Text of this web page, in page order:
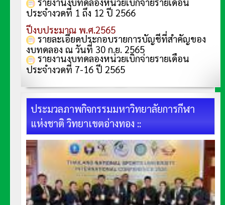
ประจำงวดที่ 1 ถึง 12 ปี 2566
ปีงบประมาณ พ.ศ.2565
รายละเอียดประกอบรายการบัญชีที่สำคัญของ
งบทดลอง ณ วันที่ 30 ก.ย. 2565
รายงานงบทดลองหน่วยเบิกจ่ายรายเดือน
ประจำงวดที่ 7-16 ปี 2565
ประมวลภาพกิจกรรมมหาวิทยาลัยการกีฬา
แห่งชาติ วิทยาเขตอ่างทอง ::